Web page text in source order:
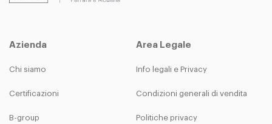
Azienda
Chi siamo
Certificazioni
B-group
Area Legale
Info legali e Privacy
Condizioni generali di vendita
Politiche privacy